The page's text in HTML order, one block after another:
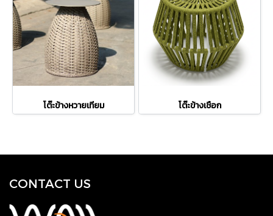
โต๊ะข้างหวายเทียม โต๊ะข้างเชือก
CONTACT US